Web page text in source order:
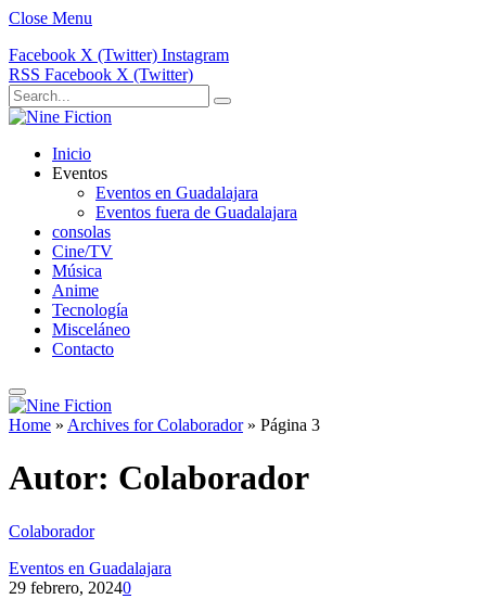
Close Menu
Facebook X (Twitter) Instagram
RSS Facebook X (Twitter)
Inicio
Eventos
Eventos en Guadalajara
Eventos fuera de Guadalajara
consolas
Cine/TV
Música
Anime
Tecnología
Misceláneo
Contacto
Home » Archives for Colaborador» Página 3
Autor: Colaborador
Colaborador
Eventos en Guadalajara
29 febrero, 20240